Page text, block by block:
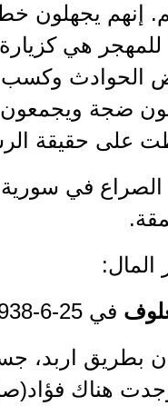
إنهم يجهلون
للمهجر هي
الحوادث وكسب
ضجة
على حقيقة
في سورية
في 25-6-1938:
صباح الثلاثاء في 21